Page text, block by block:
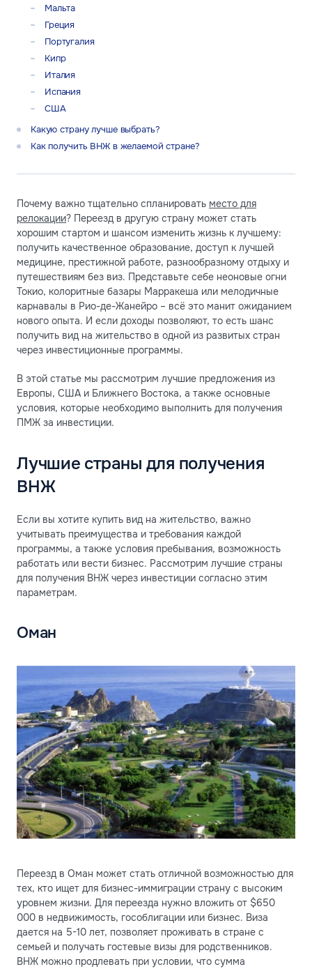
Мальта
Греция
Португалия
Кипр
Италия
Испания
США
Какую страну лучше выбрать?
Как получить ВНЖ в желаемой стране?
Почему важно тщательно спланировать место для
релокации? Переезд в другую страну может стать
хорошим стартом и шансом изменить жизнь к лучшему:
получить качественное образование, доступ к лучшей
медицине, престижной работе, разнообразному отдыху и
путешествиям без виз. Представьте себе неоновые огни
Токио, колоритные базары Марракеша или мелодичные
карнавалы в Рио-де-Жанейро – всё это манит ожиданием
нового опыта. И если доходы позволяют, то есть шанс
получить вид на жительство в одной из развитых стран
через инвестиционные программы.
В этой статье мы рассмотрим лучшие предложения из
Европы, США и Ближнего Востока, а также основные
условия, которые необходимо выполнить для получения
ПМЖ за инвестиции.
Лучшие страны для получения
ВНЖ
Если вы хотите купить вид на жительство, важно
учитывать преимущества и требования каждой
программы, а также условия пребывания, возможность
работать или вести бизнес. Рассмотрим лучшие страны
для получения ВНЖ через инвестиции согласно этим
параметрам.
Оман
Переезд в Оман может стать отличной возможностью для
тех, кто ищет для бизнес-иммиграции страну с высоким
уровнем жизни. Для переезда нужно вложить от $650
000 в недвижимость, гособлигации или бизнес. Виза
дается на 5-10 лет, позволяет проживать в стране с
семьей и получать гостевые визы для родственников.
ВНЖ можно продлевать при условии, что сумма